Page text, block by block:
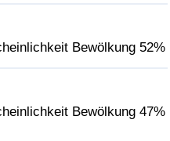
Bewölkung 52%
Bewölkung 47%